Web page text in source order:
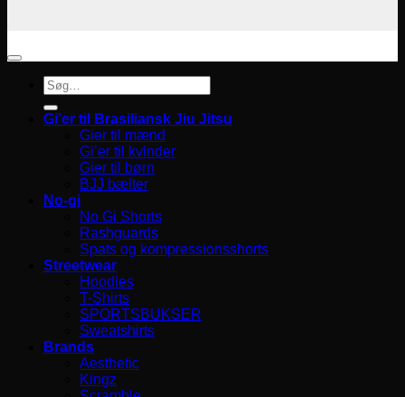
Søg
efter:
Gi’er til Brasiliansk Jiu Jitsu
Gier til mænd
Gi’er til kvinder
Gier til børn
BJJ bælter
No-gi
No Gi Shorts
Rashguards
Spats og kompressionsshorts
Streetwear
Hoodies
T-Shirts
SPORTSBUKSER
Sweatshirts
Brands
Aesthetic
Kingz